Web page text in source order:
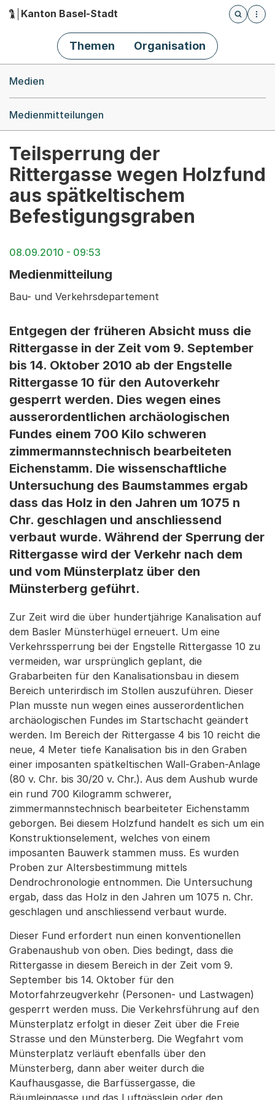
Hauptnavigation
Kanton Basel-Stadt
Öffnet
Themen Organisation
Medien
Medienmitteilungen
Teilsperrung der
Rittergasse wegen Holzfund
aus spätkeltischem
Befestigungsgraben
08.09.2010 - 09:53
Medienmitteilung
Bau- und Verkehrsdepartement
Entgegen der früheren Absicht muss die
Rittergasse in der Zeit vom 9. September
bis 14. Oktober 2010 ab der Engstelle
Rittergasse 10 für den Autoverkehr
gesperrt werden. Dies wegen eines
ausserordentlichen archäologischen
Fundes einem 700 Kilo schweren
zimmermannstechnisch bearbeiteten
Eichenstamm. Die wissenschaftliche
Untersuchung des Baumstammes ergab
dass das Holz in den Jahren um 1075 n
Chr. geschlagen und anschliessend
verbaut wurde. Während der Sperrung der
Rittergasse wird der Verkehr nach dem
und vom Münsterplatz über den
Münsterberg geführt.
Zur Zeit wird die über hundertjährige Kanalisation auf
dem Basler Münsterhügel erneuert. Um eine
Verkehrssperrung bei der Engstelle Rittergasse 10 zu
vermeiden, war ursprünglich geplant, die
Grabarbeiten für den Kanalisationsbau in diesem
Bereich unterirdisch im Stollen auszuführen. Dieser
Plan musste nun wegen eines ausserordentlichen
archäologischen Fundes im Startschacht geändert
werden. Im Bereich der Rittergasse 4 bis 10 reicht die
neue, 4 Meter tiefe Kanalisation bis in den Graben
einer imposanten spätkeltischen Wall-Graben-Anlage
(80 v. Chr. bis 30/20 v. Chr.). Aus dem Aushub wurde
ein rund 700 Kilogramm schwerer,
zimmermannstechnisch bearbeiteter Eichenstamm
geborgen. Bei diesem Holzfund handelt es sich um ein
Konstruktionselement, welches von einem
imposanten Bauwerk stammen muss. Es wurden
Proben zur Altersbestimmung mittels
Dendrochronologie entnommen. Die Untersuchung
ergab, dass das Holz in den Jahren um 1075 n. Chr.
geschlagen und anschliessend verbaut wurde.
Dieser Fund erfordert nun einen konventionellen
Grabenaushub von oben. Dies bedingt, dass die
Rittergasse in diesem Bereich in der Zeit vom 9.
September bis 14. Oktober für den
Motorfahrzeugverkehr (Personen- und Lastwagen)
gesperrt werden muss. Die Verkehrsführung auf den
Münsterplatz erfolgt in dieser Zeit über die Freie
Strasse und den Münsterberg. Die Wegfahrt vom
Münsterplatz verläuft ebenfalls über den
Münsterberg, dann aber weiter durch die
Kaufhausgasse, die Barfüssergasse, die
Bäumleingasse und das Luftgässlein oder den